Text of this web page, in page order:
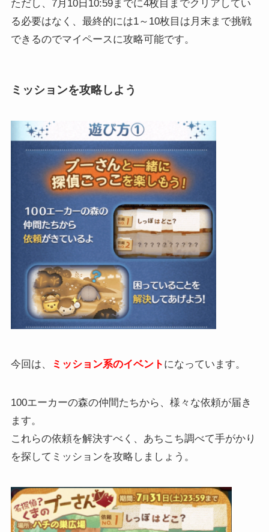
ただし、7月10日10:59までに4枚目までクリアしてい
る必要はなく、最終的には1～10枚目は月末まで挑戦
できるのでマイペースに攻略可能です。
ミッションを攻略しよう
今回は、 ミッション系のイベント になっています。
100エーカーの森の仲間たちから、様々な依頼が届き
ます。
これらの依頼を解決すべく、あちこち調べて手がかり
を探してミッションを攻略しましょう。